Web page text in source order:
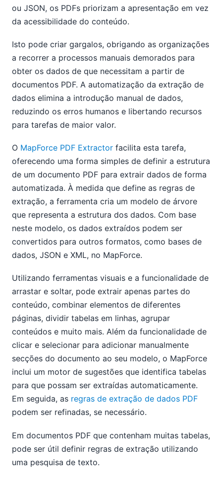
ou JSON, os PDFs priorizam a apresentação em vez
da acessibilidade do conteúdo.
Isto pode criar gargalos, obrigando as organizações
a recorrer a processos manuais demorados para
obter os dados de que necessitam a partir de
documentos PDF. A automatização da extração de
dados elimina a introdução manual de dados,
reduzindo os erros humanos e libertando recursos
para tarefas de maior valor.
O MapForce PDF Extractor facilita esta tarefa,
oferecendo uma forma simples de definir a estrutura
de um documento PDF para extrair dados de forma
automatizada. À medida que define as regras de
extração, a ferramenta cria um modelo de árvore
que representa a estrutura dos dados. Com base
neste modelo, os dados extraídos podem ser
convertidos para outros formatos, como bases de
dados, JSON e XML, no MapForce.
Utilizando ferramentas visuais e a funcionalidade de
arrastar e soltar, pode extrair apenas partes do
conteúdo, combinar elementos de diferentes
páginas, dividir tabelas em linhas, agrupar
conteúdos e muito mais. Além da funcionalidade de
clicar e selecionar para adicionar manualmente
secções do documento ao seu modelo, o MapForce
inclui um motor de sugestões que identifica tabelas
para que possam ser extraídas automaticamente.
Em seguida, as regras de extração de dados PDF
podem ser refinadas, se necessário.
Em documentos PDF que contenham muitas tabelas,
pode ser útil definir regras de extração utilizando
uma pesquisa de texto.